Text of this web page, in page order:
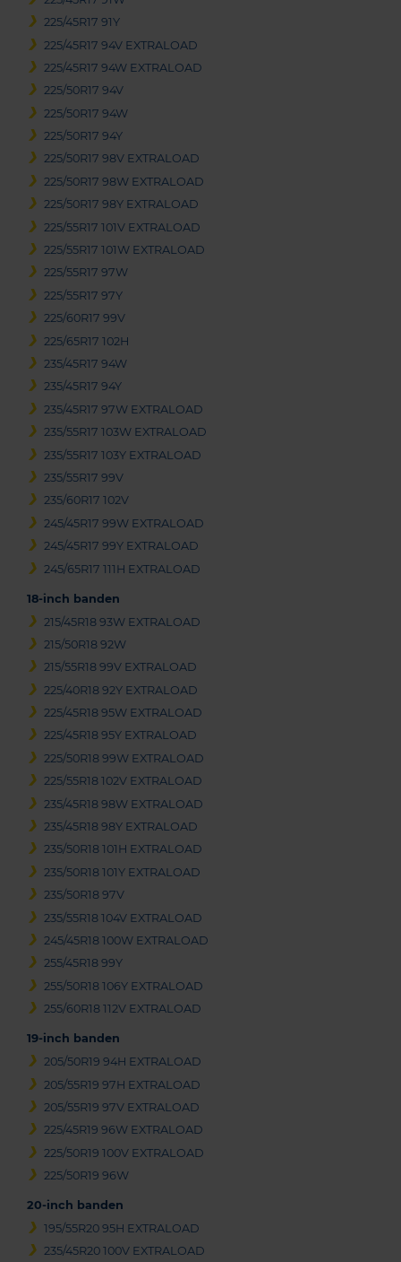
225/45R17 91Y
225/45R17 94V EXTRALOAD
225/45R17 94W EXTRALOAD
225/50R17 94V
225/50R17 94W
225/50R17 94Y
225/50R17 98V EXTRALOAD
225/50R17 98W EXTRALOAD
225/50R17 98Y EXTRALOAD
225/55R17 101V EXTRALOAD
225/55R17 101W EXTRALOAD
225/55R17 97W
225/55R17 97Y
225/60R17 99V
225/65R17 102H
235/45R17 94W
235/45R17 94Y
235/45R17 97W EXTRALOAD
235/55R17 103W EXTRALOAD
235/55R17 103Y EXTRALOAD
235/55R17 99V
235/60R17 102V
245/45R17 99W EXTRALOAD
245/45R17 99Y EXTRALOAD
245/65R17 111H EXTRALOAD
18-inch banden
215/45R18 93W EXTRALOAD
215/50R18 92W
215/55R18 99V EXTRALOAD
225/40R18 92Y EXTRALOAD
225/45R18 95W EXTRALOAD
225/45R18 95Y EXTRALOAD
225/50R18 99W EXTRALOAD
225/55R18 102V EXTRALOAD
235/45R18 98W EXTRALOAD
235/45R18 98Y EXTRALOAD
235/50R18 101H EXTRALOAD
235/50R18 101Y EXTRALOAD
235/50R18 97V
235/55R18 104V EXTRALOAD
245/45R18 100W EXTRALOAD
255/45R18 99Y
255/50R18 106Y EXTRALOAD
255/60R18 112V EXTRALOAD
19-inch banden
205/50R19 94H EXTRALOAD
205/55R19 97H EXTRALOAD
205/55R19 97V EXTRALOAD
225/45R19 96W EXTRALOAD
225/50R19 100V EXTRALOAD
225/50R19 96W
20-inch banden
195/55R20 95H EXTRALOAD
235/45R20 100V EXTRALOAD